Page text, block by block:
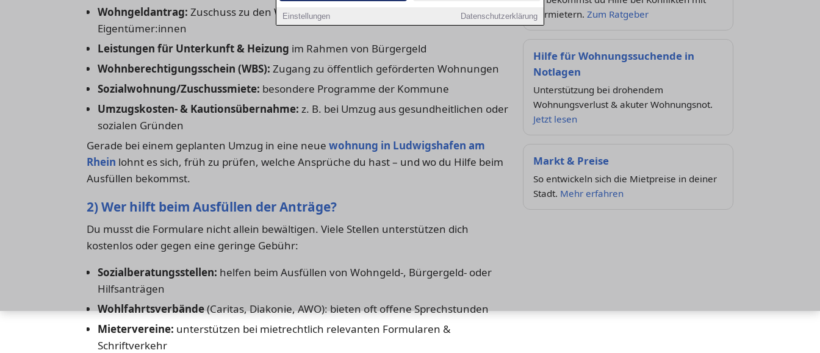
Einstellungen Datenschutzerklärung
Wohngeldantrag: Zuschuss zu den Wohnkosten für Mieter:innen &
Eigentümer:innen
Leistungen für Unterkunft & Heizung im Rahmen von Bürgergeld
Wohnberechtigungsschein (WBS): Zugang zu öffentlich geförderten Wohnungen
Sozialwohnung/Zuschussmiete: besondere Programme der Kommune
Umzugskosten- & Kautionsübernahme: z. B. bei Umzug aus gesundheitlichen oder
sozialen Gründen
Gerade bei einem geplanten Umzug in eine neue wohnung in Ludwigshafen am
Rhein lohnt es sich, früh zu prüfen, welche Ansprüche du hast – und wo du Hilfe beim
Ausfüllen bekommst.
2) Wer hilft beim Ausfüllen der Anträge?
Du musst die Formulare nicht allein bewältigen. Viele Stellen unterstützen dich
kostenlos oder gegen eine geringe Gebühr:
Sozialberatungsstellen: helfen beim Ausfüllen von Wohngeld-, Bürgergeld- oder
Hilfsanträgen
Wohlfahrtsverbände(Caritas, Diakonie, AWO): bieten oft offene Sprechstunden
Mietervereine: unterstützen bei mietrechtlich relevanten Formularen &
Schriftverkehr
Vermietern. Zum Ratgeber
Hilfe für Wohnungssuchende in
Notlagen
Unterstützung bei drohendem
Wohnungsverlust & akuter Wohnungsnot.
Jetzt lesen
Markt & Preise
So entwickeln sich die Mietpreise in deiner
Stadt. Mehr erfahren